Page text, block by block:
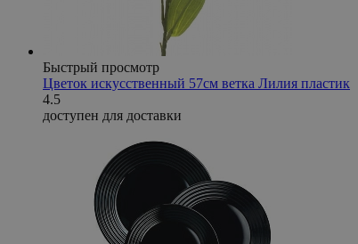
Быстрый просмотр
Цветок искусственный 57см ветка Лилия пластик
4.5
доступен для доставки